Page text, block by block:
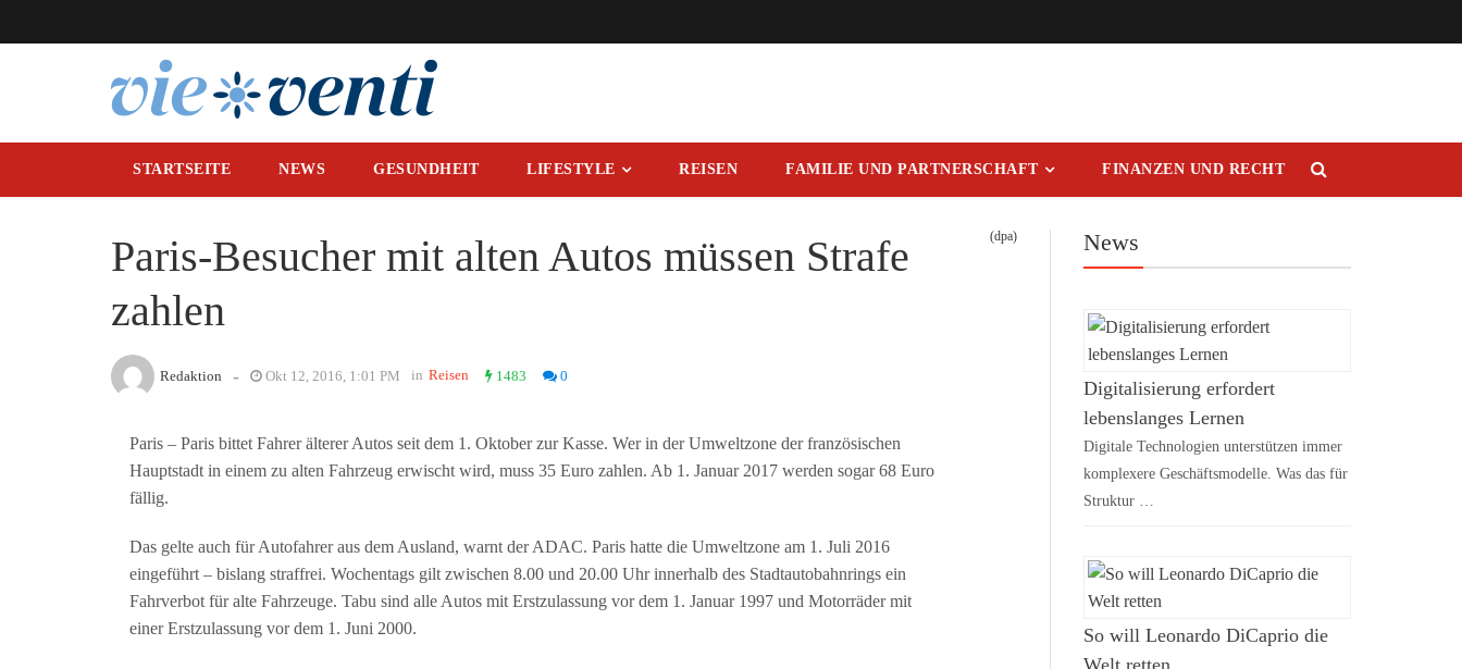
STARTSEITE NEWS GESUNDHEIT LIFESTYLE REISEN FAMILIE UND PARTNERSCHAFT FINANZEN UND RECHT
Paris-Besucher mit alten Autos müssen Strafe
zahlen
(dpa)
Redaktion - Okt 12, 2016, 1:01 PM in Reisen 1483 0
Paris – Paris bittet Fahrer älterer Autos seit dem 1. Oktober zur Kasse. Wer in der Umweltzone der französischen
Hauptstadt in einem zu alten Fahrzeug erwischt wird, muss 35 Euro zahlen. Ab 1. Januar 2017 werden sogar 68 Euro
fällig.
Das gelte auch für Autofahrer aus dem Ausland, warnt der ADAC. Paris hatte die Umweltzone am 1. Juli 2016
eingeführt – bislang straffrei. Wochentags gilt zwischen 8.00 und 20.00 Uhr innerhalb des Stadtautobahnrings ein
Fahrverbot für alte Fahrzeuge. Tabu sind alle Autos mit Erstzulassung vor dem 1. Januar 1997 und Motorräder mit
einer Erstzulassung vor dem 1. Juni 2000.
News
Digitalisierung erfordert
lebenslanges Lernen
Digitale Technologien unterstützen immer
komplexere Geschäftsmodelle. Was das für
Struktur …
So will Leonardo DiCaprio die
Welt retten